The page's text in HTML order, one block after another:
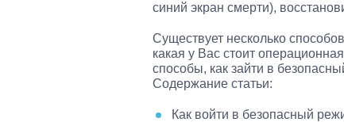
синий экран смерти),
Существует несколько
какая у Вас стоит
способы, как зайти в
Содержание статьи:
Как войти в безопасный